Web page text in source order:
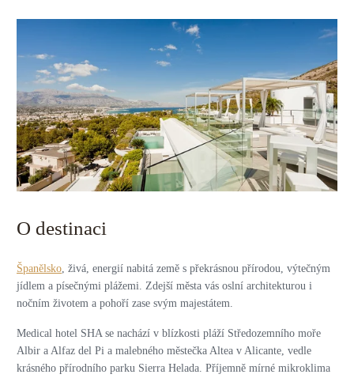
O destinaci
Španělsko , živá, energií nabitá země s překrásnou přírodou, výtečným
jídlem a písečnými plážemi. Zdejší města vás oslní architekturou i
nočním životem a pohoří zase svým majestátem.
Medical hotel SHA se nachází v blízkosti pláží Středozemního moře
Albir a Alfaz del Pi a malebného městečka Altea v Alicante, vedle
krásného přírodního parku Sierra Helada. Příjemně mírné mikroklima